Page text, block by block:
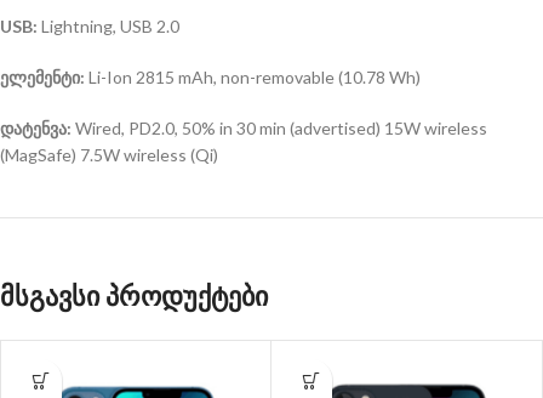
USB: Lightning, USB 2.0
ელემენტი: Li-Ion 2815 mAh, non-removable (10.78 Wh)
დატენვა: Wired, PD2.0, 50% in 30 min (advertised) 15W wireless
(MagSafe) 7.5W wireless (Qi)
მსგავსი პროდუქტები